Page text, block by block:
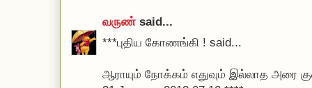
வருண்said...
***புதிய கோணங்கி ! said...
ஆராயும் நோக்கம் எதுவும் இல்லாத அரை